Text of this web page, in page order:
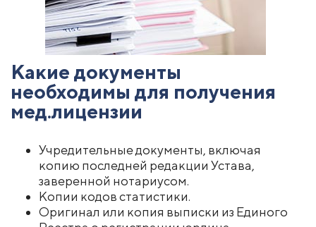
Какие документы
необходимы для получения
мед.лицензии
Учредительные документы, включая
копию последней редакции Устава,
заверенной нотариусом.
Копии кодов статистики.
Оригинал или копия выписки из Единого